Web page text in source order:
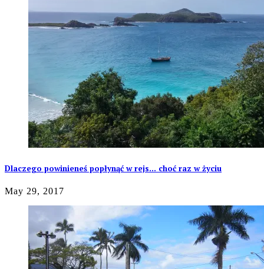
Dlaczego powinieneś popłynąć w rejs… choć raz w życiu
May 29, 2017